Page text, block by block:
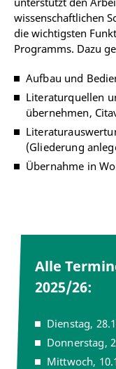
wissenschaftlichen
die wichtigsten
Programms. Dazu
Aufbau und
Literaturquellen
übernehmen,
(Gliederung
Übernahme in
Alle
2025/26:
Dienstag,
Donnerstag,
Mittwoch,